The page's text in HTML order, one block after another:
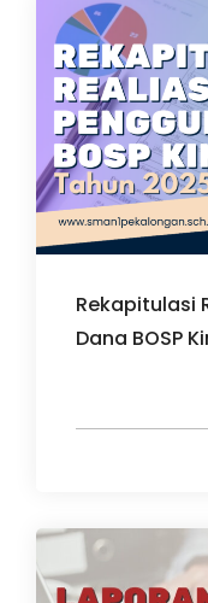
Rekapitulasi
Dana BOSP